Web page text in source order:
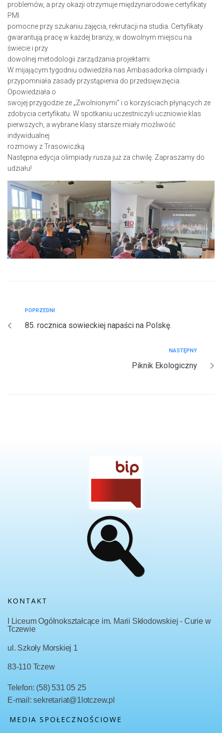
problemów, a przy okazji otrzymuje międzynarodowe certyfikaty
PMI
pomocne przy szukaniu zajęcia, rekrutacji na studia. Certyfikaty
gwarantują pracę w każdej branży, w dowolnym miejscu na
świecie i przy
dowolnej metodologii zarządzania projektami.
W mijającym tygodniu odwiedziła nas Ambasadorka olimpiady i
przypomniała zasady przystąpienia do przedsięwzięcia.
Opowiedziała o
swojej przygodzie ze „Zwolnionymi” i o korzyściach płynących ze
zdobycia certyfikatu. W spotkaniu uczestniczyli uczniowie klas
pierwszych, a wybrane klasy starsze miały możliwość
indywidualnej
rozmowy z Trasowiczką
Następna edycja olimpiady rusza już za chwilę. Zapraszamy do
udziału!
POPRZEDNI
85. rocznica sowieckiej napaści na Polskę.
NASTĘPNY
Piknik Ekologiczny
KONTAKT
I Liceum Ogólnokształcące im. Marii Skłodowskiej - Curie w
Tczewie
ul. Szkoły Morskiej 1
83-110 Tczew
Telefon: (58) 531 05 25
E-mail: sekretariat@1lotczew.pl
MEDIA SPOŁECZNOŚCIOWE